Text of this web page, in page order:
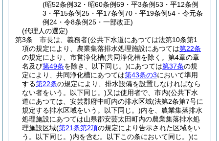
(昭52条例32・昭60条例69・平3条例53・平12条例
3・平15条例25・平17条例70・平19条例54・令元条
例24・令8条例25・一部改正)
(代理人の選定)
第3条
市長は、義務者(公共下水道にあつては法第10条第1
項の規定により、農業集落排水処理施設にあつては第22条
の規定により、市営浄化槽(共同浄化槽を除く。第4章の章
名及び第49条を除き、以下同じ。)にあつては第37条の規
定により、共同浄化槽にあつては第43条の3において準用
する第22条の規定により、排水設備を設置しなければなら
ない者をいう。以下同じ。)又は使用者で、市内(公共下水
道にあつては、安芸郡府中町内の排水区域(法第2条第7号に
規定する排水区域をいう。以下同じ。)内を、農業集落排水
処理施設にあつては山県郡安芸太田町内の農業集落排水処
理施設区域(第21条第2項の規定により告示された区域をい
う。以下同じ。)内を含む。以下この条において同じ。)に